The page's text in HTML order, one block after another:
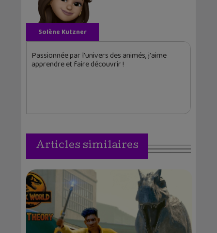
Solène Kutzner
Passionnée par l'univers des animés, j'aime
apprendre et faire découvrir !
Articles similaires